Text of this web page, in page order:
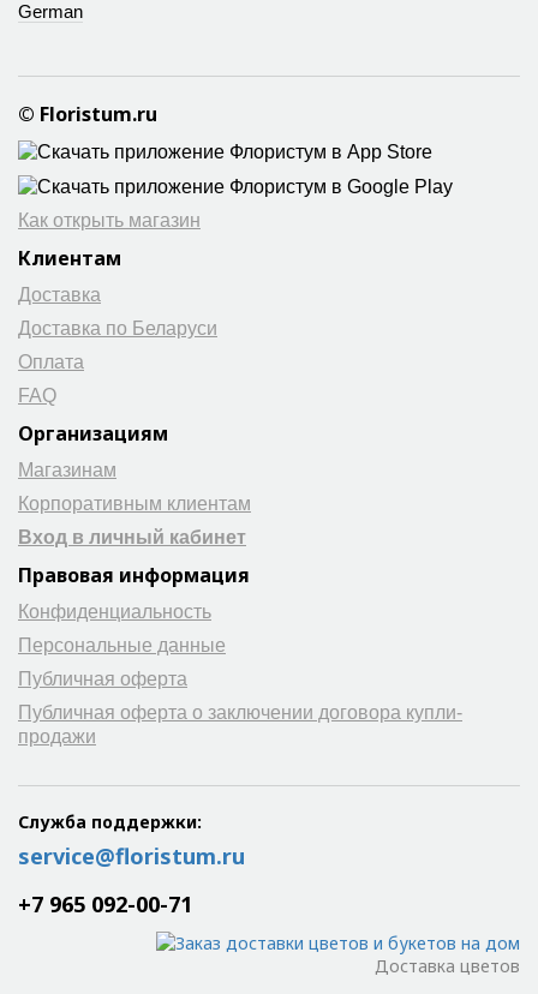
German
© Floristum.ru
Как открыть магазин
Клиентам
Доставка
Доставка по Беларуси
Оплата
FAQ
Организациям
Магазинам
Корпоративным клиентам
Вход в личный кабинет
Правовая информация
Конфиденциальность
Персональные данные
Публичная оферта
Публичная оферта о заключении договора купли-
продажи
Служба поддержки:
service@floristum.ru
+7 965 092-00-71
Доставка цветов